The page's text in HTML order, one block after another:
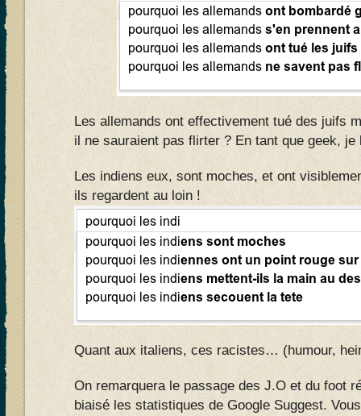
Les allemands ont effectivement tué des juifs
il ne sauraient pas flirter ? En tant que geek,
Les indiens eux, sont moches, et ont
ils regardent au loin !
Quant aux italiens, ces racistes… (humour,
On remarquera le passage des J.O et du foot
biaisé les statistiques de Google Suggest.